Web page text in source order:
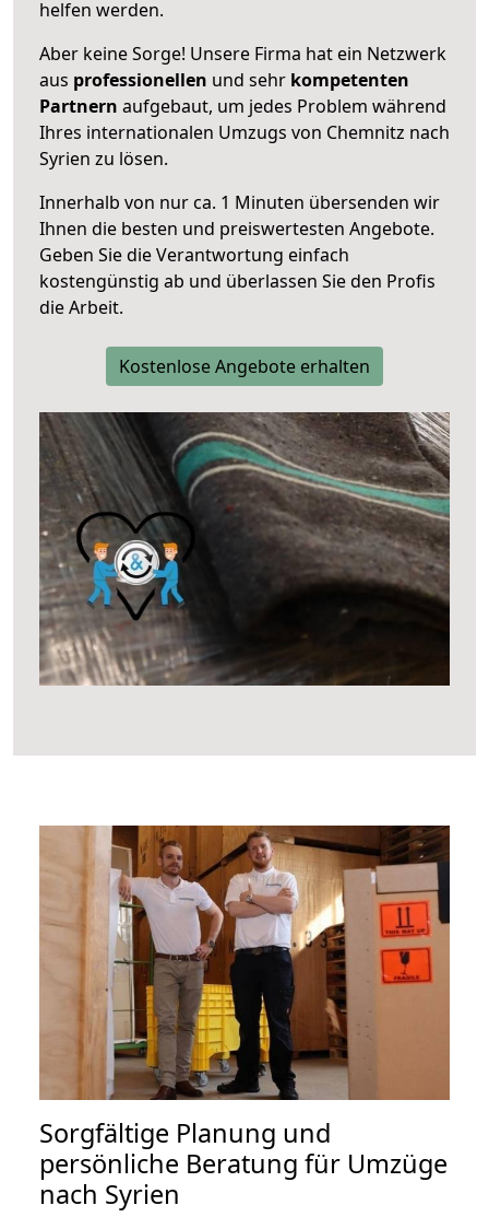
helfen werden.
Aber keine Sorge! Unsere Firma hat ein Netzwerk
aus professionellen und sehr kompetenten
Partnern aufgebaut, um jedes Problem während
Ihres internationalen Umzugs von Chemnitz nach
Syrien zu lösen.
Innerhalb von nur ca. 1 Minuten übersenden wir
Ihnen die besten und preiswertesten Angebote.
Geben Sie die Verantwortung einfach
kostengünstig ab und überlassen Sie den Profis
die Arbeit.
Kostenlose Angebote erhalten
Sorgfältige Planung und
persönliche Beratung für Umzüge
nach Syrien